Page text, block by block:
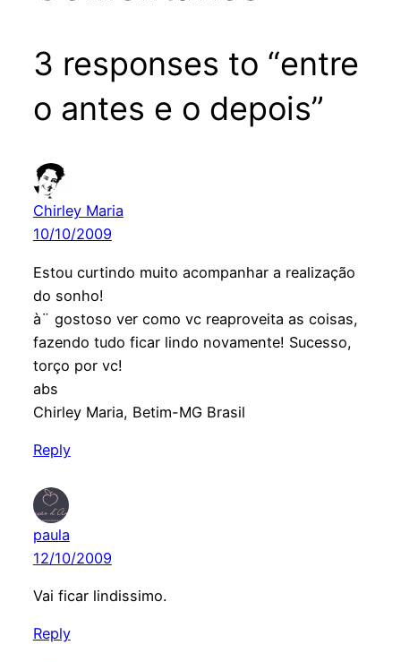
3 responses to “entre
o antes e o depois”
Chirley Maria
10/10/2009
Estou curtindo muito acompanhar a realização
do sonho!
à¨ gostoso ver como vc reaproveita as coisas,
fazendo tudo ficar lindo novamente! Sucesso,
torço por vc!
abs
Chirley Maria, Betim-MG Brasil
Reply
paula
12/10/2009
Vai ficar lindissimo.
Reply